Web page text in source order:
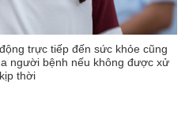
trực tiếp đến sức khỏe cũng
người bệnh nếu không được xử
thời